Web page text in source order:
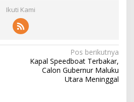
Ikuti Kami
Pos berikutnya
Kapal Speedboat Terbakar,
Calon Gubernur Maluku
Utara Meninggal